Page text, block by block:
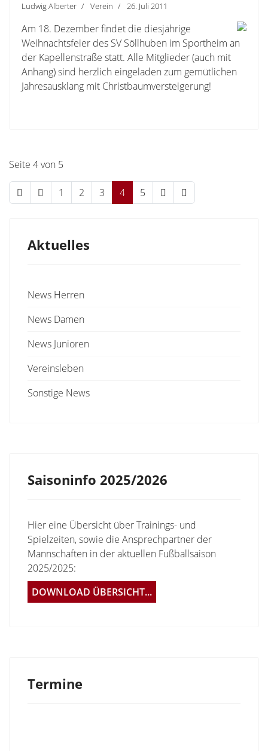
Ludwig Alberter Verein 26. Juli 2011
Am 18. Dezember findet die diesjährige
Weihnachtsfeier des SV Söllhuben im Sportheim an
der Kapellenstraße statt. Alle Mitglieder (auch mit
Anhang) sind herzlich eingeladen zum gemütlichen
Jahresausklang mit Christbaumversteigerung!
Seite 4 von 5
1 2 3 4 5
Aktuelles
News Herren
News Damen
News Junioren
Vereinsleben
Sonstige News
Saisoninfo 2025/2026
Hier eine Übersicht über Trainings- und
Spielzeiten, sowie die Ansprechpartner der
Mannschaften in der aktuellen Fußballsaison
2025/2025:
DOWNLOAD ÜBERSICHT...
Termine